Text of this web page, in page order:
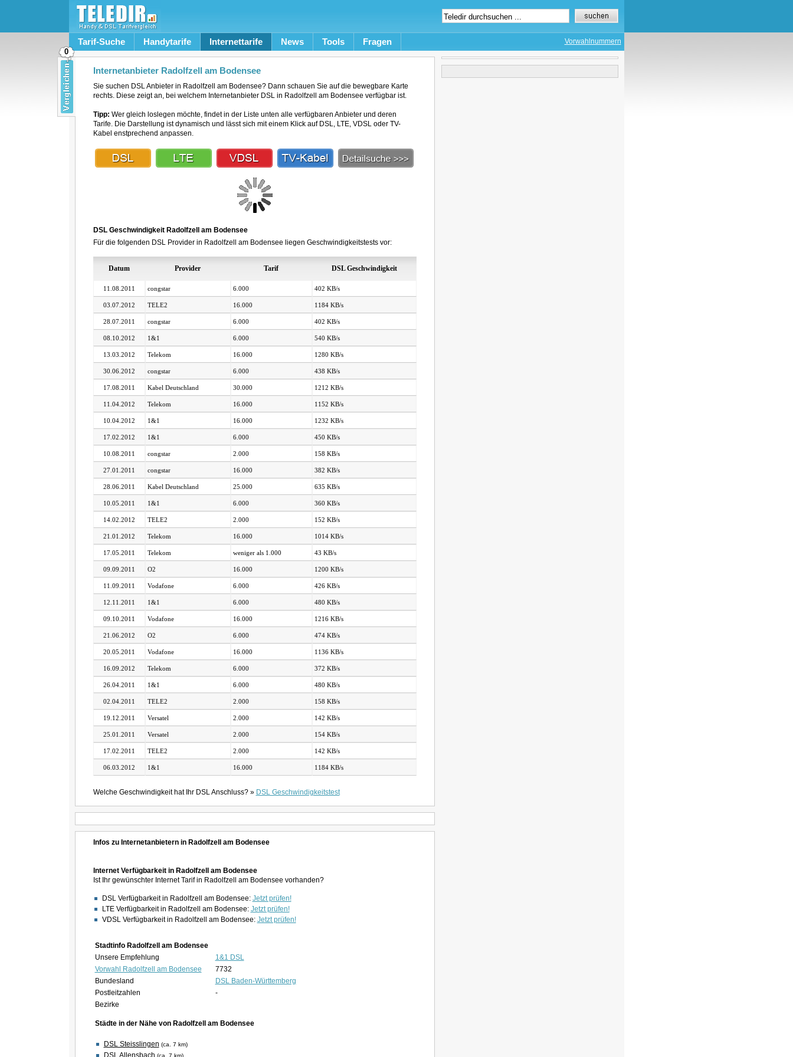
Tarif-Suche Handytarife Internettarife News Tools Fragen Vorwahlnummern
Internetanbieter Radolfzell am Bodensee
Sie suchen DSL Anbieter in Radolfzell am Bodensee? Dann schauen Sie auf die bewegbare Karte
rechts. Diese zeigt an, bei welchem Internetanbieter DSL in Radolfzell am Bodensee verfügbar ist.
Tipp: Wer gleich loslegen möchte, findet in der Liste unten alle verfügbaren Anbieter und deren
Tarife. Die Darstellung ist dynamisch und lässt sich mit einem Klick auf DSL, LTE, VDSL oder TV-
Kabel enstprechend anpassen.
DSL Geschwindigkeit Radolfzell am Bodensee
Für die folgenden DSL Provider in Radolfzell am Bodensee liegen Geschwindigkeitstests vor:
Datum Provider Tarif DSL Geschwindigkeit
11.08.2011 congstar 6.000 402 KB/s
03.07.2012 TELE2 16.000 1184 KB/s
28.07.2011 congstar 6.000 402 KB/s
08.10.2012 1&1 6.000 540 KB/s
13.03.2012 Telekom 16.000 1280 KB/s
30.06.2012 congstar 6.000 438 KB/s
17.08.2011 Kabel Deutschland 30.000 1212 KB/s
11.04.2012 Telekom 16.000 1152 KB/s
10.04.2012 1&1 16.000 1232 KB/s
17.02.2012 1&1 6.000 450 KB/s
10.08.2011 congstar 2.000 158 KB/s
27.01.2011 congstar 16.000 382 KB/s
28.06.2011 Kabel Deutschland 25.000 635 KB/s
10.05.2011 1&1 6.000 360 KB/s
14.02.2012 TELE2 2.000 152 KB/s
21.01.2012 Telekom 16.000 1014 KB/s
17.05.2011 Telekom weniger als 1.000 43 KB/s
09.09.2011 O2 16.000 1200 KB/s
11.09.2011 Vodafone 6.000 426 KB/s
12.11.2011 1&1 6.000 480 KB/s
09.10.2011 Vodafone 16.000 1216 KB/s
21.06.2012 O2 6.000 474 KB/s
20.05.2011 Vodafone 16.000 1136 KB/s
16.09.2012 Telekom 6.000 372 KB/s
26.04.2011 1&1 6.000 480 KB/s
02.04.2011 TELE2 2.000 158 KB/s
19.12.2011 Versatel 2.000 142 KB/s
25.01.2011 Versatel 2.000 154 KB/s
17.02.2011 TELE2 2.000 142 KB/s
06.03.2012 1&1 16.000 1184 KB/s
Welche Geschwindigkeit hat Ihr DSL Anschluss? » DSL Geschwindigkeitstest
Infos zu Internetanbietern in Radolfzell am Bodensee
Internet Verfügbarkeit in Radolfzell am Bodensee
Ist Ihr gewünschter Internet Tarif in Radolfzell am Bodensee vorhanden?
DSL Verfügbarkeit in Radolfzell am Bodensee: Jetzt prüfen!
LTE Verfügbarkeit in Radolfzell am Bodensee: Jetzt prüfen!
VDSL Verfügbarkeit in Radolfzell am Bodensee: Jetzt prüfen!
Stadtinfo Radolfzell am Bodensee
Unsere Empfehlung
1&1 DSL
Vorwahl Radolfzell am Bodensee
7732
Bundesland
DSL Baden-Württemberg
Postleitzahlen
-
Bezirke
Städte in der Nähe von Radolfzell am Bodensee
DSL Steisslingen (ca. 7 km)
DSL Allensbach (ca. 7 km)
0